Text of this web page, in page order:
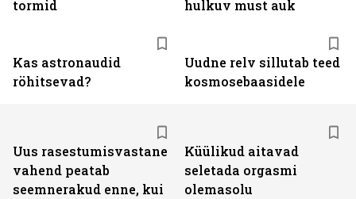
tormid
hulkuv must auk
Kas astronaudid
röhitsevad?
Uudne relv sillutab teed
kosmosebaasidele
Uus rasestumisvastane
vahend peatab
seemnerakud enne, kui
Küülikud aitavad
seletada orgasmi
olemasolu